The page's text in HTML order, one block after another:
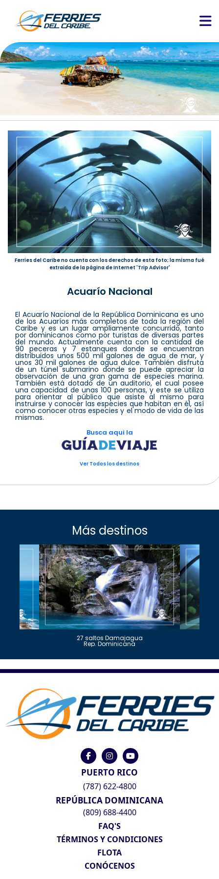
Ferries del Caribe no cuenta con los derechos de esta foto; la misma fué
extraida de la página de Internet 'Trip Advisor'
Acuarío Nacional
El Acuarío Nacional de la República Dominicana es uno
de los Acuaríos más completos de toda la región del
Caribe y es un lugar ampliamente concurrido, tanto
por dominicanos como por turistas de diversas partes
del mundo. Actualmente cuenta con la cantidad de
90 peceras y 7 estanques donde se encuentran
distribuidos unos 500 mil galones de agua de mar, y
unos 30 mil galones de agua dulce. También disfruta
de un túnel submarino donde se puede apreciar la
observación de una gran gama de especies marina.
También está dotado de un auditorio, el cual posee
una capacidad de unas 100 personas, y este se utiliza
para orientar al público que asiste al mismo para
instruirse y conocer las especies que habitan en él, así
como conocer otras especies y el modo de vida de las
mismas.
Busca aqui la
Ver Todos los destinos
Más destinos
27 saltos Damajagua
Rep. Dominicana
PUERTO RICO
(787) 622-4800
REPÚBLICA DOMINICANA
(809) 688-4400
FAQ'S
TÉRMINOS Y CONDICIONES
FLOTA
CONÓCENOS